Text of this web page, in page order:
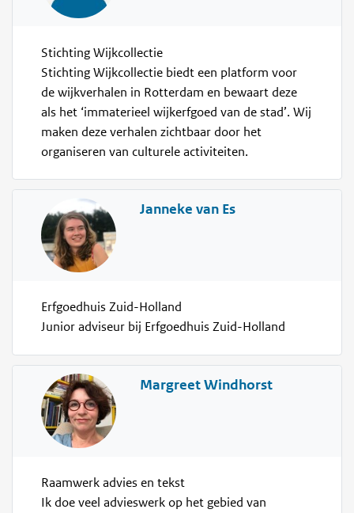
Stichting Wijkcollectie
Stichting Wijkcollectie biedt een platform voor
de wijkverhalen in Rotterdam en bewaart deze
als het ‘immaterieel wijkerfgoed van de stad’. Wij
maken deze verhalen zichtbaar door het
organiseren van culturele activiteiten.
Janneke van Es
Erfgoedhuis Zuid-Holland
Junior adviseur bij Erfgoedhuis Zuid-Holland
Margreet Windhorst
Raamwerk advies en tekst
Ik doe veel advieswerk op het gebied van